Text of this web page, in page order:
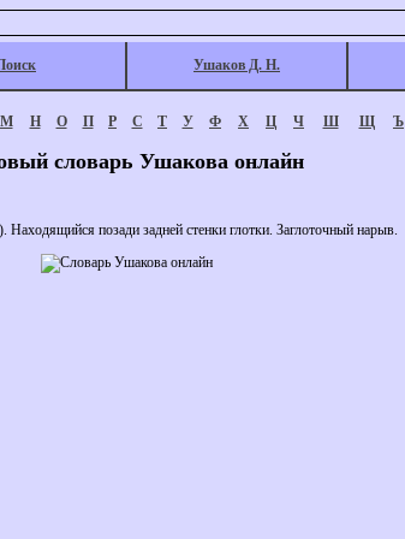
Ушаков Д. Н.
М Н О П Р С Т У Ф Х Ц Ч Ш Щ Ъ
словарь Ушакова онлайн
позади задней стенки глотки. Заглоточный нарыв.